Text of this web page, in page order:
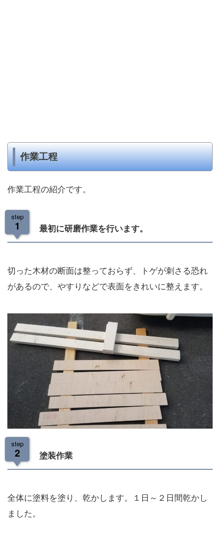
作業工程
作業工程の紹介です。
step
1 最初に研磨作業を行います。
切った木材の断面は整っておらず、トゲが刺さる恐れ
があるので、やすりなどで表面をきれいに整えます。
step
2 塗装作業
全体に塗料を塗り、乾かします。１日～２日間乾かし
ました。